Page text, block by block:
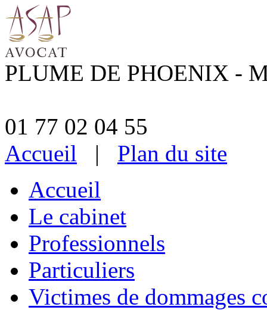
PLUME DE PHOENIX -
01 77 02 04 55
Accueil | Plan du site
Accueil
Le cabinet
Professionnels
Particuliers
Victimes de dommages